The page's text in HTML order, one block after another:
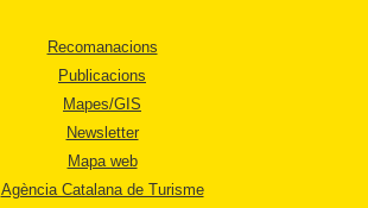
Recomanacions
Publicacions
Mapes/GIS
Newsletter
Mapa web
Agència Catalana de Turisme